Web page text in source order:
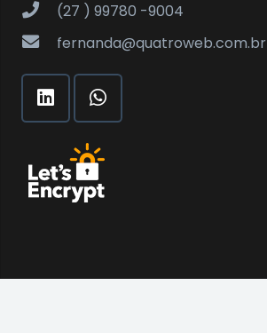
(27 ) 99780 -9004
fernanda@quatroweb.com.br